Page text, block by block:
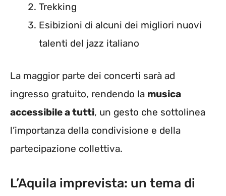
Trekking
Esibizioni di alcuni dei migliori nuovi
talenti del jazz italiano
La maggior parte dei concerti sarà ad
ingresso gratuito, rendendo la musica
accessibile a tutti, un gesto che sottolinea
l’importanza della condivisione e della
partecipazione collettiva.
L’Aquila imprevista: un tema di